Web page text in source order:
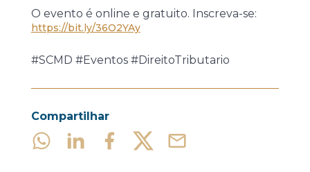
O evento é online e gratuito. Inscreva-se:
https://bit.ly/36O2YAy
#SCMD #Eventos #DireitoTributario
Compartilhar